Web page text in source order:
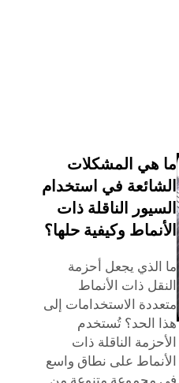
ما هي المشكلات
الشائعة في استخدام
السيور الناقلة ذات
الأنماط وكيفية حلها؟
ما الذي يجعل أحزمة
النقل ذات الأنماط
متعددة الاستخدامات إلى
هذا الحد؟ تُستخدم
الأحزمة الناقلة ذات
الأنماط على نطاق واسع
في مجموعة متنوعة من